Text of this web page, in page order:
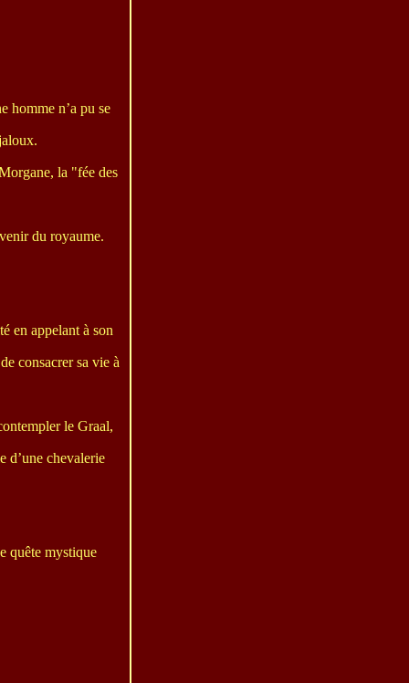
homme n’a pu se
la "fée des
du royaume.
en appelant à son
consacrer sa vie à
le Graal,
d’une chevalerie
quête mystique